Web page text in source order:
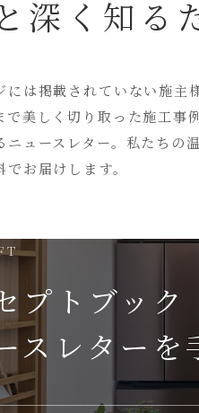
深く知る
には掲載されていない施主
で美しく切り取った施工事
ュースレター。 私たちの
お届けします。
プトブック
スレターを